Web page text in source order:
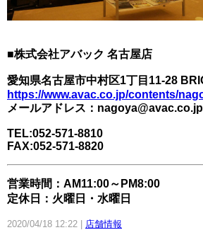
■株式会社アバック 名古屋店
愛知県名古屋市中村区1丁目11-28
https://www.avac.co.jp/contents/
メールアドレス： nagoya@avac.co.jp
TEL:052-571-8810
FAX:052-571-8820
営業時間：AM11:00～PM8:00
定休日：火曜日・水曜日
2020/04/18 12:22 店舗情報